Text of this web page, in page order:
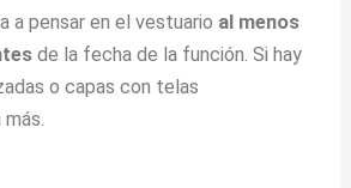
a pensar en el vestuario al menos
de la fecha de la función. Si hay
o capas con telas